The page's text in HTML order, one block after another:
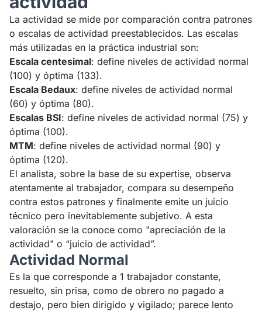
La actividad se mide por comparación contra patrones
o escalas de actividad preestablecidos. Las escalas
más utilizadas en la práctica industrial son:
Escala centesimal: define niveles de actividad normal
(100) y óptima (133).
Escala Bedaux: define niveles de actividad normal
(60) y óptima (80).
Escalas BSI: define niveles de actividad normal (75) y
óptima (100).
MTM: define niveles de actividad normal (90) y
óptima (120).
El analista, sobre la base de su expertise, observa
atentamente al trabajador, compara su desempeño
contra estos patrones y finalmente emite un juicio
técnico pero inevitablemente subjetivo. A esta
valoración se la conoce como "apreciación de la
actividad" o “juicio de actividad”.
Actividad Normal
Es la que corresponde a 1 trabajador constante,
resuelto, sin prisa, como de obrero no pagado a
destajo, pero bien dirigido y vigilado; parece lento